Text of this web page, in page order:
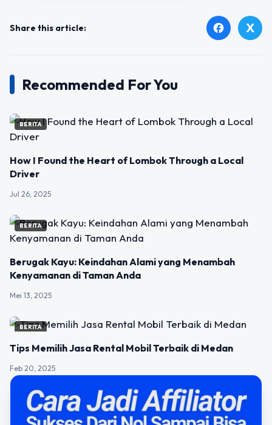
Share this article: facebook X
Recommended For You
BERITA
How I Found the Heart of Lombok Through a Local
Driver
Jul 26, 2025
BERITA
Berugak Kayu: Keindahan Alami yang Menambah
Kenyamanan di Taman Anda
Mei 13, 2025
BERITA
Tips Memilih Jasa Rental Mobil Terbaik di Medan
Feb 20, 2025